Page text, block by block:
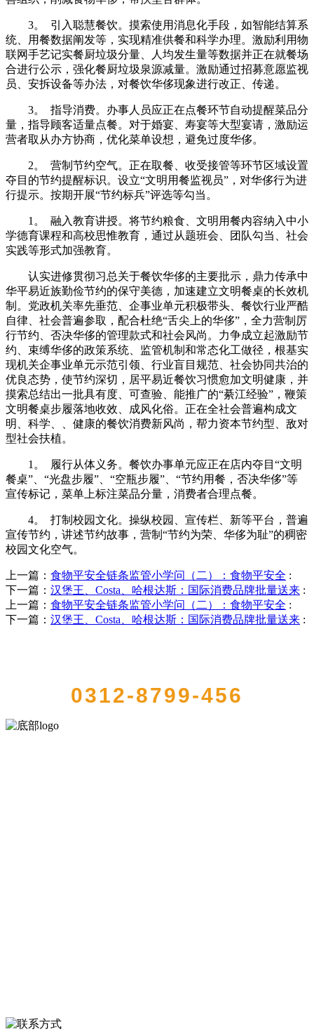
3。 引入聪慧餐饮。摸索使用消息化手段，如智能结算系
统、用餐数据阐发等，实现精准供餐和科学办理。激励利用物
联网手艺记实餐厨垃圾分量、人均发生量等数据并正在就餐场
合进行公示，强化餐厨垃圾泉源减量。激励通过招募意愿监视
员、安拆设备等办法，对餐饮华侈现象进行改正、传递。
3。 指导消费。办事人员应正在点餐环节自动提醒菜品分
量，指导顾客适量点餐。对于婚宴、寿宴等大型宴请，激励运
营者取从办方协商，优化菜单设想，避免过度华侈。
2。 营制节约空气。正在取餐、收受接管等环节区域设置
夺目的节约提醒标识。设立“文明用餐监视员”，对华侈行为进
行提示。按期开展“节约标兵”评选等勾当。
1。 融入教育讲授。将节约粮食、文明用餐内容纳入中小
学德育课程和高校思惟教育，通过从题班会、团队勾当、社会
实践等形式加强教育。
认实进修贯彻习总关于餐饮华侈的主要批示，鼎力传承中
华平易近族勤俭节约的保守美德，加速建立文明餐桌的长效机
制。党政机关率先垂范、企事业单元积极带头、餐饮行业严酷
自律、社会普遍参取，配合杜绝“舌尖上的华侈”，全力营制厉
行节约、否决华侈的管理款式和社会风尚。力争成立起激励节
约、束缚华侈的政策系统、监管机制和常态化工做径，根基实
现机关企事业单元示范引领、行业盲目规范、社会协同共治的
优良态势，使节约深切，居平易近餐饮习惯愈加文明健康，并
摸索总结出一批具有度、可查验、能推广的“綦江经验”，鞭策
文明餐桌步履落地收效、成风化俗。正在全社会普遍构成文
明、科学、、健康的餐饮消费新风尚，帮力资本节约型、敌对
型社会扶植。
1。 履行从体义务。餐饮办事单元应正在店内夺目“文明
餐桌”、“光盘步履”、“空瓶步履”、“节约用餐，否决华侈”等
宣传标记，菜单上标注菜品分量，消费者合理点餐。
4。 打制校园文化。操纵校园、宣传栏、新等平台，普遍
宣传节约，讲述节约故事，营制“节约为荣、华侈为耻”的稠密
校园文化空气。
上一篇： 食物平安全链条监管小学问（二）：食物平安全 :
下一篇： 汉堡王、Costa、哈根达斯：国际消费品牌批量送来 :
上一篇： 食物平安全链条监管小学问（二）：食物平安全 :
下一篇： 汉堡王、Costa、哈根达斯：国际消费品牌批量送来 :
0312-8799-456